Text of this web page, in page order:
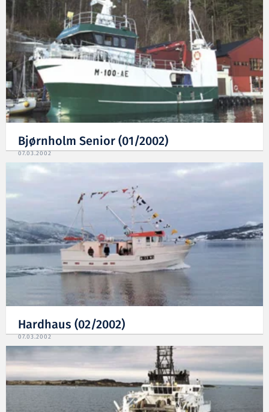
Bjørnholm Senior (01/2002)
07.03.2002
Hardhaus (02/2002)
07.03.2002